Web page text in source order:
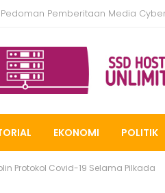
Pedoman Pemberitaan Media
EKONOMI POLITIK
Protokol Covid-19 Selama Pilkada